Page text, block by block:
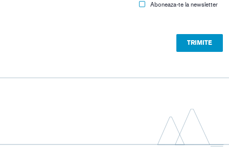
Aboneaza-te la newsletter